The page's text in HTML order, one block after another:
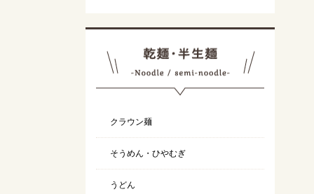
クラウン麺
そうめん・ひやむぎ
うどん